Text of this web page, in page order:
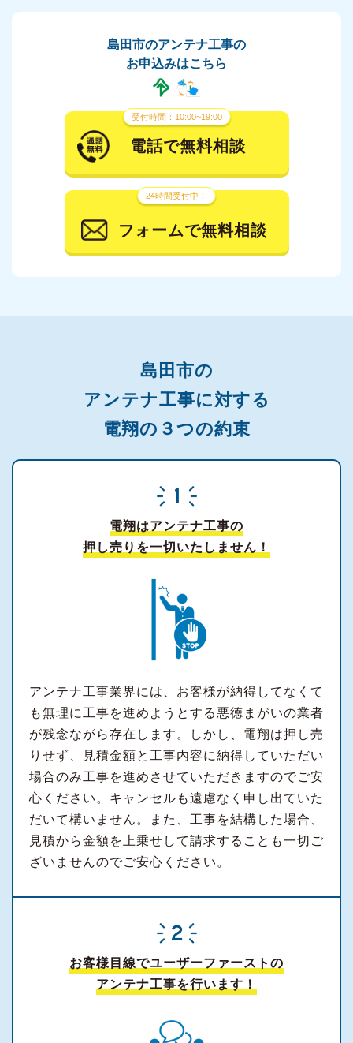
島田市のアンテナ工事の
お申込みはこちら
受付時間：10:00~19:00
電話で無料相談
24時間受付中！
フォームで無料相談
島田市の
アンテナ工事に対する
電翔の３つの約束
電翔はアンテナ工事の
押し売りを一切いたしません！
アンテナ工事業界には、お客様が納得してなくて
も無理に工事を進めようとする悪徳まがいの業者
が残念ながら存在します。しかし、電翔は押し売
りせず、見積金額と工事内容に納得していただい
場合のみ工事を進めさせていただきますのでご安
心ください。キャンセルも遠慮なく申し出ていた
だいて構いません。また、工事を結構した場合、
見積から金額を上乗せして請求することも一切ご
ざいませんのでご安心ください。
お客様目線でユーザーファーストの
アンテナ工事を行います！